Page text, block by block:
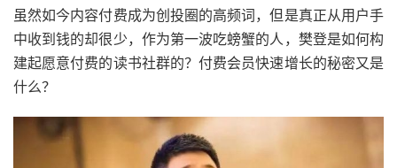
虽然如今内容付费成为创投圈的高频词，但是真正从用户手
中收到钱的却很少，作为第一波吃螃蟹的人，樊登是如何构
建起愿意付费的读书社群的？付费会员快速增长的秘密又是
什么？